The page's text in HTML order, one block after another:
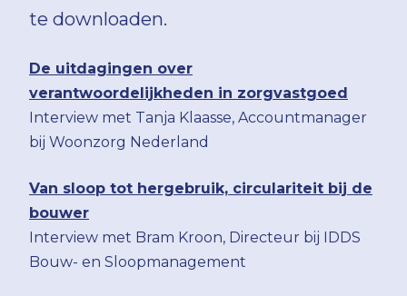
te downloaden.
De uitdagingen over
verantwoordelijkheden in zorgvastgoed
Interview met Tanja Klaasse, Accountmanager
bij Woonzorg Nederland
Van sloop tot hergebruik, circulariteit bij de
bouwer
Interview met Bram Kroon, Directeur bij IDDS
Bouw- en Sloopmanagement